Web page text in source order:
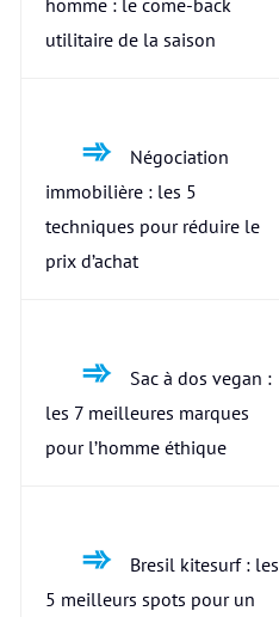
homme : le come-back
utilitaire de la saison
Négociation
immobilière : les 5
techniques pour réduire le
prix d’achat
Sac à dos vegan :
les 7 meilleures marques
pour l’homme éthique
Bresil kitesurf : les
5 meilleurs spots pour un